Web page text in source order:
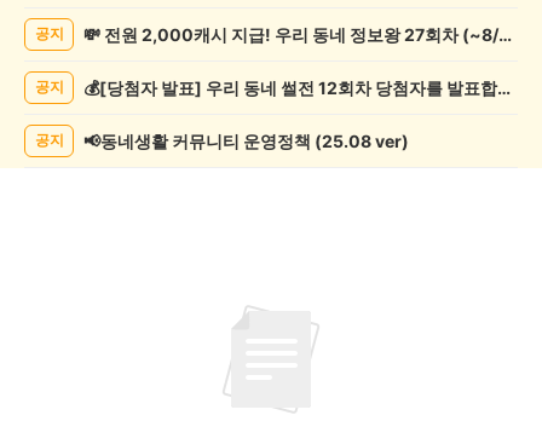
서/
글
공지 💸 전원 2,000캐시 지급! 우리 동네 정보왕 27회차 (~8/10)
공지 💰[당첨자 발표] 우리 동네 썰전 12회차 당첨자를 발표합니다!
공지 📢동네생활 커뮤니티 운영정책 (25.08 ver)